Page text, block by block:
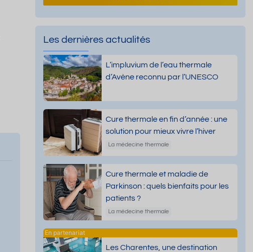
Les dernières actualités
L’impluvium de l’eau thermale
d’Avène reconnu par l’UNESCO
Cure thermale en fin d’année : une
solution pour mieux vivre l’hiver
La médecine thermale
Cure thermale et maladie de
Parkinson : quels bienfaits pour les
patients ?
La médecine thermale
Les Charentes, une destination